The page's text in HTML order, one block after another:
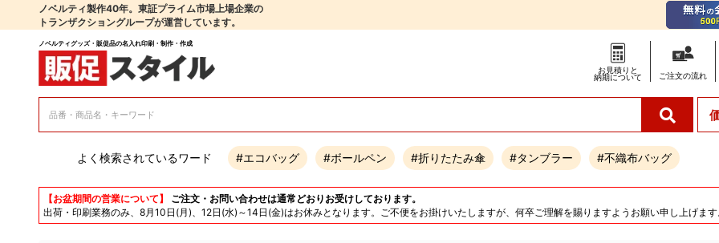
ノベルティ製作40年。東証プライム市場上場企業の
トランザクショングループが運営しています。
ノベルティグッズ・販促品の名入れ印刷・制作・作成
お見積りと
納期について
ご注文の流れ
よく検索されているワード #エコバッグ #ボールペン #折りたたみ傘 #タンブラー #不織布バッグ
【お盆期間の営業について】
ご注文・お問い合わせは通常どおりお受けしております。
出荷・印刷業務のみ、8月10日(月)、12日(水)～14日(金)はお休みとなります。ご不便をお掛けいたしますが、何卒ご理解を賜りますようお願い申し上げま